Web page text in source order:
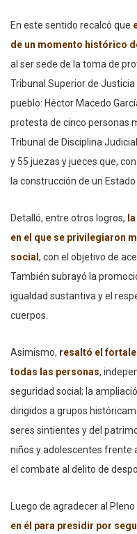
En este sentido recalcó que
de un momento histórico
al ser sede de la toma de
Tribunal Superior de
pueblo: Héctor Macedo
protesta de cinco personas
Tribunal de Disciplina
y 55 juezas y jueces que,
la construcción de un Estado
Detalló, entre otros logros,
en el que se privilegiaron
social , con el objetivo de
También subrayó la
igualdad sustantiva y el
cuerpos.
Asimismo, resaltó el
todas las personas,
seguridad social; la
dirigidos a grupos
seres sintientes y del
niños y adolescentes frente
el combate al delito de
Luego de agradecer al
en él para presidir por